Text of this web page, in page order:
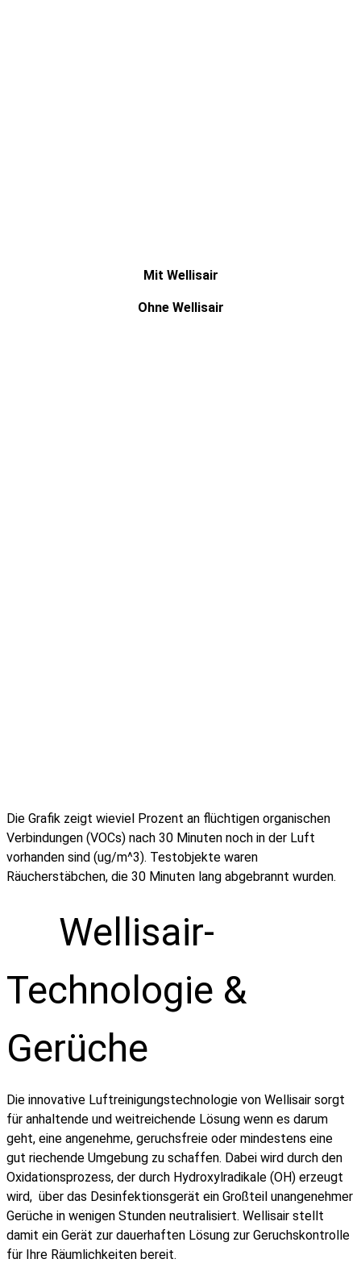
Mit Wellisair
Ohne Wellisair
Die Grafik zeigt wieviel Prozent an flüchtigen organischen
Verbindungen (VOCs) nach 30 Minuten noch in der Luft
vorhanden sind (ug/m^3). Testobjekte waren
Räucherstäbchen, die 30 Minuten lang abgebrannt wurden.
Wellisair-
Technologie &
Gerüche
Die innovative Luftreinigungstechnologie von Wellisair sorgt
für anhaltende und weitreichende Lösung wenn es darum
geht, eine angenehme, geruchsfreie oder mindestens eine
gut riechende Umgebung zu schaffen. Dabei wird durch den
Oxidationsprozess, der durch Hydroxylradikale (OH) erzeugt
wird, über das Desinfektionsgerät ein Großteil unangenehmer
Gerüche in wenigen Stunden neutralisiert. Wellisair stellt
damit ein Gerät zur dauerhaften Lösung zur Geruchskontrolle
für Ihre Räumlichkeiten bereit.